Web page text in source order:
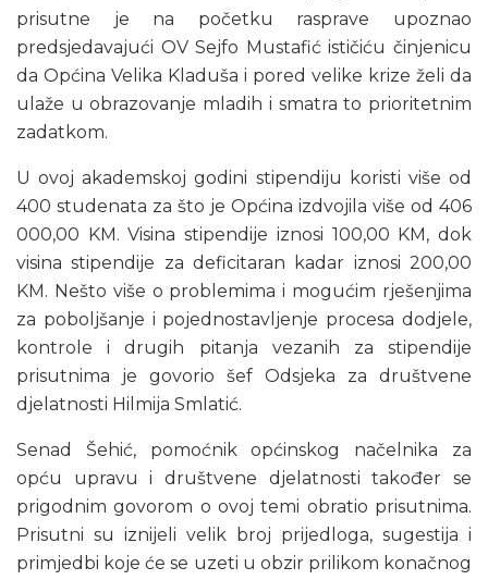
prisutne je na početku rasprave upoznao
predsjedavajući OV Sejfo Mustafić ističiću činjenicu
da Općina Velika Kladuša i pored velike krize želi da
ulaže u obrazovanje mladih i smatra to prioritetnim
zadatkom.
U ovoj akademskoj godini stipendiju koristi više od
400 studenata za što je Općina izdvojila više od 406
000,00 KM. Visina stipendije iznosi 100,00 KM, dok
visina stipendije za deficitaran kadar iznosi 200,00
KM. Nešto više o problemima i mogućim rješenjima
za poboljšanje i pojednostavljenje procesa dodjele,
kontrole i drugih pitanja vezanih za stipendije
prisutnima je govorio šef Odsjeka za društvene
djelatnosti Hilmija Smlatić.
Senad Šehić, pomoćnik općinskog načelnika za
opću upravu i društvene djelatnosti također se
prigodnim govorom o ovoj temi obratio prisutnima.
Prisutni su iznijeli velik broj prijedloga, sugestija i
primjedbi koje će se uzeti u obzir prilikom konačnog